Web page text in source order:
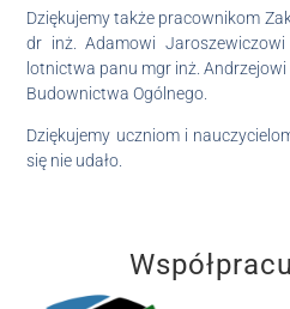
Dziękujemy także pracownikom
dr inż. Adamowi
lotnictwa panu mgr inż.
Budownictwa Ogólnego.
Dziękujemy uczniom i
się nie udało.